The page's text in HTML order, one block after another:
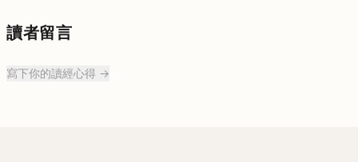
讀者留言
寫下你的讀經心得 →